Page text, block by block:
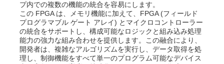
プ内での複数の機能の統合を容易にします。
この FPGA は、メモリ機能に加えて、FPGA (フィールド
プログラマブル ゲート アレイ) とマイクロコントローラー
の統合をサポートし、構成可能なロジックと組み込み処理
能力の強力な組み合わせを提供します。この融合により、
開発者は、複雑なアルゴリズムを実行し、データ取得を処
理し、制御機能をすべて単一のプログラム可能なデバイス